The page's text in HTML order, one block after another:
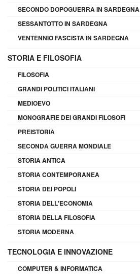
SECONDO DOPOGUERRA IN SARDEGNA
SESSANTOTTO IN SARDEGNA
VENTENNIO FASCISTA IN SARDEGNA
STORIA E FILOSOFIA
FILOSOFIA
GRANDI POLITICI ITALIANI
MEDIOEVO
MONOGRAFIE DEI GRANDI FILOSOFI
PREISTORIA
SECONDA GUERRA MONDIALE
STORIA ANTICA
STORIA CONTEMPORANEA
STORIA DEI POPOLI
STORIA DELL'ECONOMIA
STORIA DELLA FILOSOFIA
STORIA MODERNA
TECNOLOGIA E INNOVAZIONE
COMPUTER & INFORMATICA